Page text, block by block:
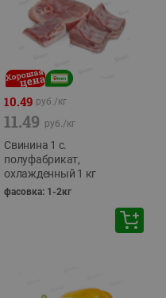
10.49 руб./кг
11.49 руб./кг
Свинина 1 с.
полуфабрикат,
охлажденный 1 кг
фасовка: 1-2кг